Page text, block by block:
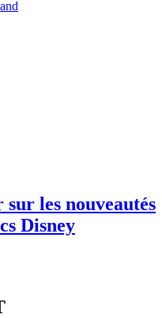
les nouveautés
Disney